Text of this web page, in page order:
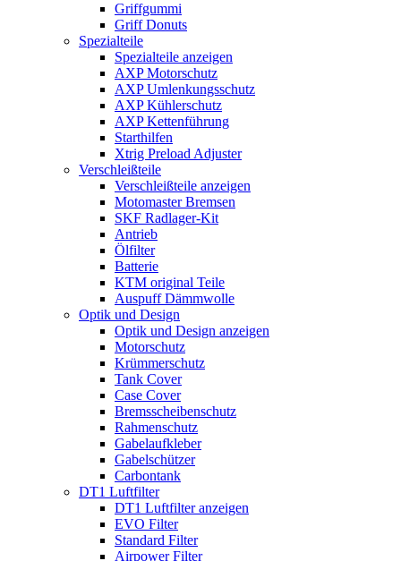
Griffgummi
Griff Donuts
Spezialteile
Spezialteile anzeigen
AXP Motorschutz
AXP Umlenkungsschutz
AXP Kühlerschutz
AXP Kettenführung
Starthilfen
Xtrig Preload Adjuster
Verschleißteile
Verschleißteile anzeigen
Motomaster Bremsen
SKF Radlager-Kit
Antrieb
Ölfilter
Batterie
KTM original Teile
Auspuff Dämmwolle
Optik und Design
Optik und Design anzeigen
Motorschutz
Krümmerschutz
Tank Cover
Case Cover
Bremsscheibenschutz
Rahmenschutz
Gabelaufkleber
Gabelschützer
Carbontank
DT1 Luftfilter
DT1 Luftfilter anzeigen
EVO Filter
Standard Filter
Airpower Filter